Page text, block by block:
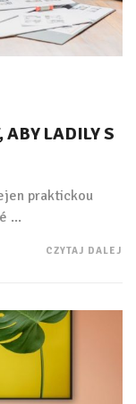
ABY LADILY S
praktickou
...
CZYTAJ DALEJ